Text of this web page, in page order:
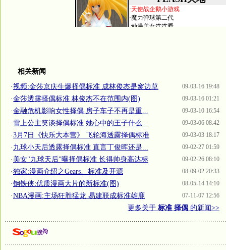
相关新闻
09-03-16 19:48
·视频:金莎京庆生爆择偶标准 成林俊杰是窝边草
09-03-16 01:21
·金莎透露择偶标准 林俊杰不在范围内(图)
09-03-10 16:54
·金融危机影响女性择偶 房子车子不再是重...
09-03-06 08:42
·雪上公主笑谈择偶标准 她心中的王子什么...
09-03-03 18:17
·3月7日《快乐大本营》 飞轮海透露择偶标准
09-02-27 01:59
·九球小天后透露择偶标准 直言丁俊晖还是...
09-02-26 08:10
·美女"九球天后"曝择偶标准 长得帅身高达标
08-09-02 20:33
·独家:漫画介绍之Gears、标准及开源
08-05-14 14:10
·钢铁侠:优质漫画大片的新标准(图)
07-11-07 12:56
·NBA漫画:主场狂胜猛龙 易建联成标准雄鹿
更多关于 标准 择偶 的新闻>>